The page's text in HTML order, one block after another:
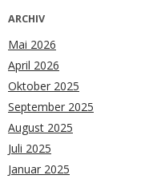
ARCHIV
Mai 2026
April 2026
Oktober 2025
September 2025
August 2025
Juli 2025
Januar 2025